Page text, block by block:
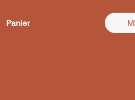
Panier